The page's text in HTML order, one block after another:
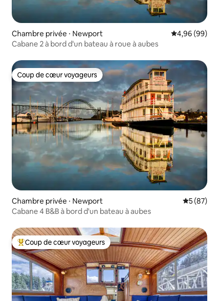
Chambre privée ⋅ Newport Évaluation
4,96 (99)
Cabane 2 à bord d'un bateau à roue à aubes
Coup de cœur voyageurs
Coup de cœur voyageurs
Chambre privée ⋅ Newport
5 (87)
Cabane 4 B&B à bord d'un bateau à aubes
Coups de cœur voyageurs les plus appréciés
Coup de cœur voyageurs